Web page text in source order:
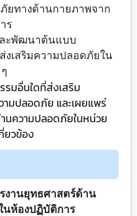
ยทางด้านกายภาพจาก
ร
ะพัฒนาต้นแบบ
งเสริมความปลอดภัยใน
รมอื่นใดที่ส่งเสริม
มปลอดภัย และเผยแพร่
นความปลอดภัยในหน่วย
ยวข้อง
งานยุทธศาสตร์ด้าน
นห้องปฏิบัติการ